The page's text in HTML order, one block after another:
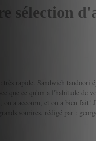
sélection
très rapide. Sandwich
sec que ce qu'on a l'habitude
on a accouru, et on a bien fait!
sourires. rédigé par :